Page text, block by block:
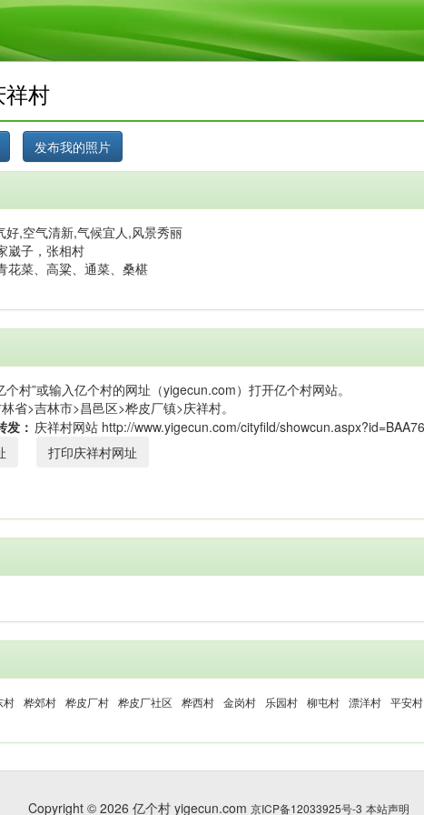
祥村
,空气清新,气候宜人,风景秀丽
崴子，张相村
花菜、高粱、通菜、桑椹
个村”或输入亿个村的网址（yigecun.com）打开亿个村网站。
省>吉林市>昌邑区>桦皮厂镇>庆祥村。
发：
打印庆祥村网址
村 桦郊村 桦皮厂村 桦皮厂社区 桦西村 金岗村 乐园村 柳屯村 漂洋村 平安村
Copyright © 2026 亿个村 yigecun.com 京ICP备12033925号-3 本站声明